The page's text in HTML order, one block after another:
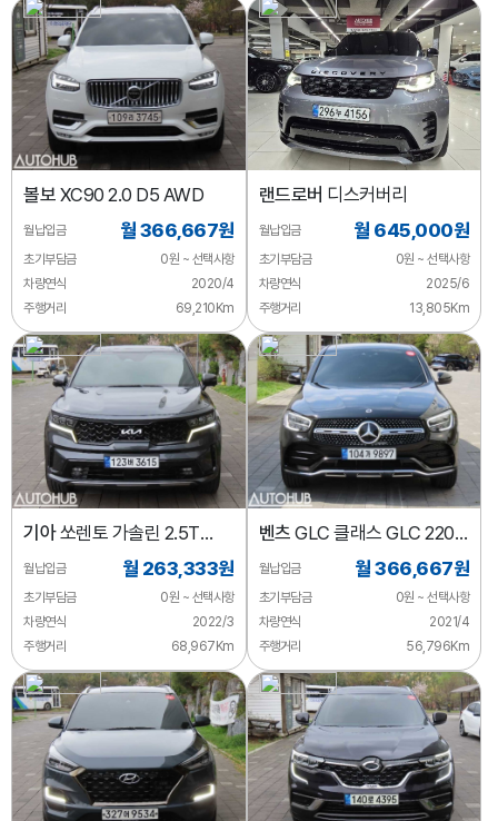
볼보 XC90 2.0 D5 AWD
월납입금 월 366,667원
초기부담금
0원 ~ 선택사항
차량연식
2020/4
주행거리
69,210Km
랜드로버 디스커버리
월납입금 월 645,000원
초기부담금
0원 ~ 선택사항
차량연식
2025/6
주행거리
13,805Km
기아쏘렌토 가솔린 2.5T
2WD 그래비티
월납입금 월 263,333원
초기부담금
0원 ~ 선택사항
차량연식
2022/3
주행거리
68,967Km
벤츠 GLC 클래스 GLC 220 d
4MATIC 쿠페
월납입금 월 366,667원
초기부담금
0원 ~ 선택사항
차량연식
2021/4
주행거리
56,796Km